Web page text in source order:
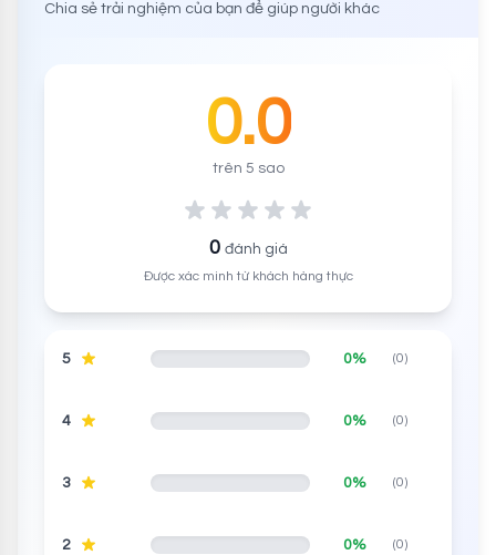
Chia sẻ trải nghiệm của bạn để giúp người khác
0.0
trên 5 sao
0 đánh giá
Được xác minh từ khách hàng thực
5 0% (0)
4 0% (0)
3 0% (0)
2 0% (0)